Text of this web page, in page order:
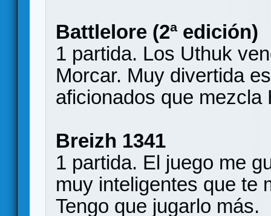
Battlelore (2ª edición)
1 partida. Los Uthuk
Morcar. Muy divertida
aficionados que
Breizh 1341
1 partida. El juego me
muy inteligentes que te
Tengo que jugarlo más.